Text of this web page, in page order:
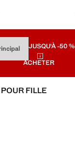
SOLDES JUSQU'À -50 %
ACHETER
FILLE
DÉTAIL OUVERTURE